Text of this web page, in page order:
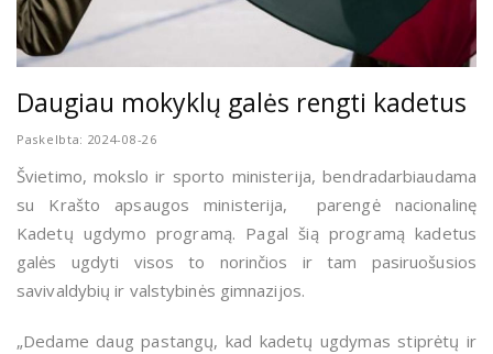
Daugiau mokyklų galės rengti kadetus
Paskelbta: 2024-08-26
Švietimo, mokslo ir sporto ministerija, bendradarbiaudama
su Krašto apsaugos ministerija, parengė nacionalinę
Kadetų ugdymo programą. Pagal šią programą kadetus
galės ugdyti visos to norinčios ir tam pasiruošusios
savivaldybių ir valstybinės gimnazijos.
„Dedame daug pastangų, kad kadetų ugdymas stiprėtų ir